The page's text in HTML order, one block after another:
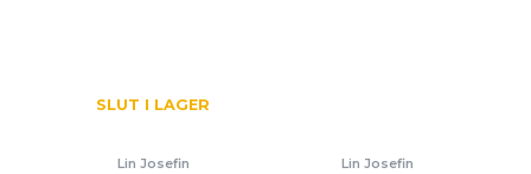
SLUT I LAGER
Lin Josefin Lin Josefin